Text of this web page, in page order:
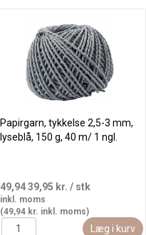
Papirgarn, tykkelse 2,5-3 mm,
lyseblå, 150 g, 40 m/ 1 ngl.
49,9439,95 kr. / stk
inkl. moms
(49,94 kr. inkl. moms)
Læg i kurv